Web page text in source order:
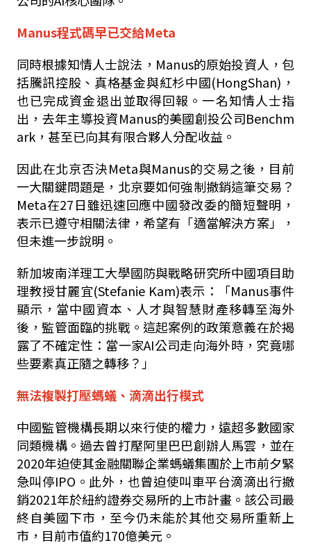
Manus程式碼早已交給Meta
同時根據知情人士說法， Manus的原始投資人，包
括騰訊控股、真格基金與紅杉中國(HongShan) ，
也已完成資金退出並取得回報。一名知情人士指
出，去年主導投資Manus的美國創投公司Benchm
ark，甚至已向其有限合夥人分配收益。
因此在北京否決Meta與Manus的交易之後，目前
一大關鍵問題是，北京要如何強制撤銷這筆交易？
Meta在27日雖迅速回應中國發改委的簡短聲明，
表示已遵守相關法律，希望有「適當解決方案」，
但未進一步說明。
新加坡南洋理工大學國防與戰略研究所中國項目助
理教授甘麗宜(Stefanie Kam)表示：「Manus事件
顯示，當中國資本、人才與智慧財產移轉至海外
後，監管面臨的挑戰。這起案例的政策意義在於揭
露了不確定性：當一家AI公司走向海外時，究竟哪
些要素真正隨之轉移？」
無法複製打壓螞蟻、滴滴出行模式
中國監管機構長期以來行使的權力，遠超多數國家
同類機構。過去曾打壓阿里巴巴創辦人馬雲，並在
2020年迫使其金融關聯企業螞蟻集團於上市前夕緊
急叫停IPO 。此外，也曾迫使叫車平台滴滴出行撤
銷2021年於紐約證券交易所的上市計畫。該公司最
終自美國下市，至今仍未能於其他交易所重新上
市，目前市值約170億美元。